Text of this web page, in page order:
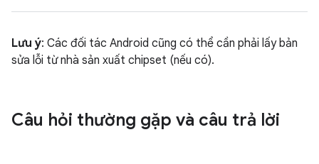
Lưu ý: Các đối tác Android cũng có thể cần phải lấy bản
sửa lỗi từ nhà sản xuất chipset (nếu có).
Câu hỏi thường gặp và câu trả lời